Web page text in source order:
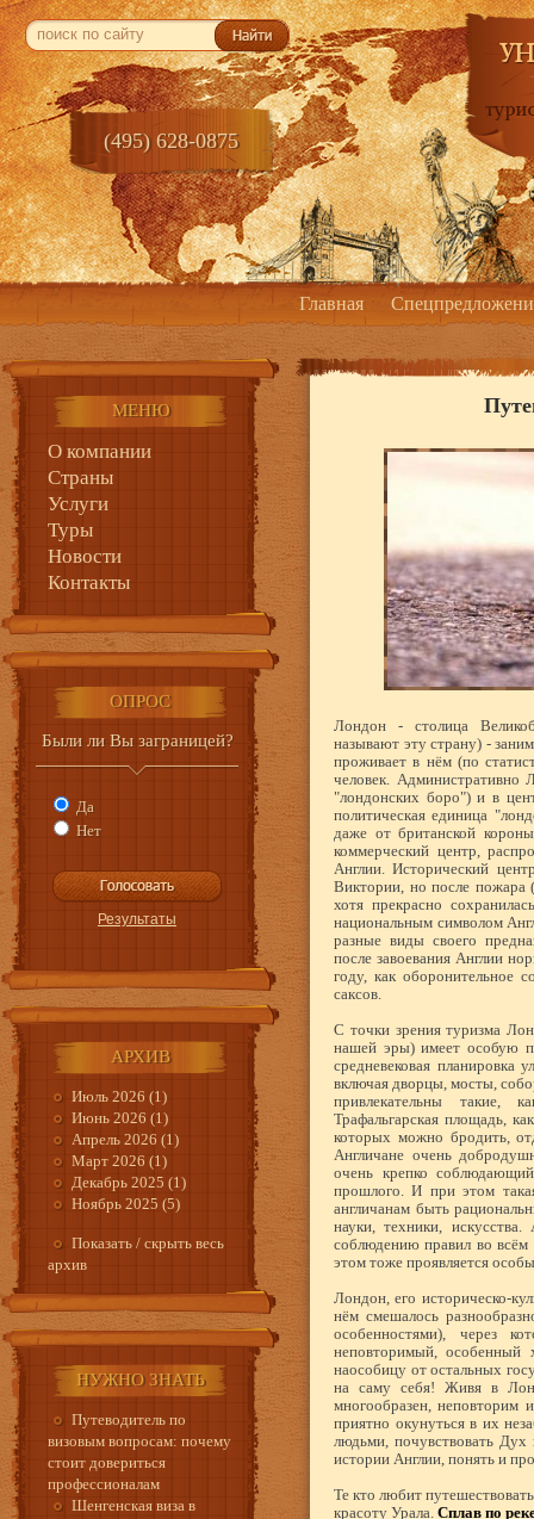
(495) 628-0875
Главная
МЕНЮ
О компании
Страны
Услуги
Туры
Новости
Контакты
ОПРОС
Были ли Вы заграницей?
Да
Нет
АРХИВ
Июль 2026 (1)
Июнь 2026 (1)
Апрель 2026 (1)
Март 2026 (1)
Декабрь 2025 (1)
Ноябрь 2025 (5)
Показать / скрыть весь
архив
НУЖНО ЗНАТЬ
Путеводитель по
визовым вопросам: почему
стоит довериться
профессионалам
Шенгенская виза в
Лондон - столица
называют эту страну) -
проживает в нём (по
человек. Административно
"лондонских боро") и в
политическая единица
даже от британской
коммерческий центр,
Англии. Исторический
Виктории, но после пожара
хотя прекрасно
национальным символом
разные виды своего
после завоевания Англии
году, как оборонительное
саксов.
С точки зрения туризма
нашей эры) имеет особую
средневековая планировка
включая дворцы, мосты,
привлекательны такие,
Трафальгарская площадь,
которых можно бродить,
Англичане очень
очень крепко
прошлого. И при этом
англичанам быть
науки, техники,
соблюдению правил во
этом тоже проявляется
Лондон, его историческо-
нём смешалось
особенностями), через
неповторимый, особенный
наособицу от остальных
на саму себя! Живя в
многообразен, неповторим
приятно окунуться в их
людьми, почувствовать Дух
истории Англии, понять и
Те кто любит
красоту Урала. Сплав по